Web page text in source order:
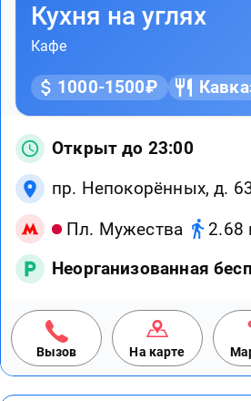
Кухня на углях
Кафе
1000-1500₽
Открыт до 23:00
пр. Непокорённых, д.
Пл. Мужества
2.68
Неорганизованная
Вызов На карте